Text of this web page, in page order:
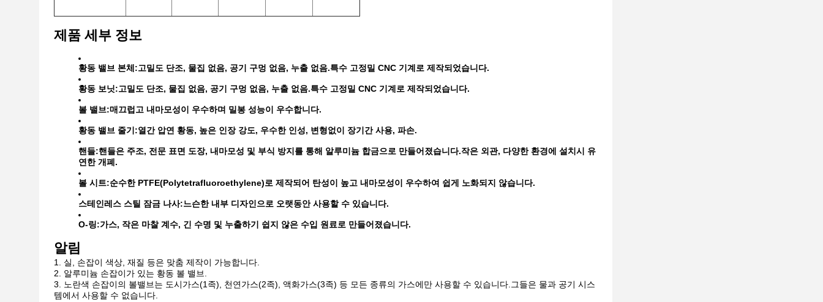
제품 세부 정보
황동 밸브 본체:고밀도 단조, 물집 없음, 공기 구멍 없음, 누출 없음.특수 고정밀 CNC 기계로 제작되었습니다.
황동 보닛:고밀도 단조, 물집 없음, 공기 구멍 없음, 누출 없음.특수 고정밀 CNC 기계로 제작되었습니다.
볼 밸브:매끄럽고 내마모성이 우수하며 밀봉 성능이 우수합니다.
황동 밸브 줄기:열간 압연 황동, 높은 인장 강도, 우수한 인성, 변형없이 장기간 사용, 파손.
핸들:핸들은 주조, 전문 표면 도장, 내마모성 및 부식 방지를 통해 알루미늄 합금으로 만들어졌습니다.작은 외관, 다양한 환경에 설치시 유
연한 개폐.
볼 시트:순수한 PTFE(Polytetrafluoroethylene)로 제작되어 탄성이 높고 내마모성이 우수하여 쉽게 노화되지 않습니다.
스테인레스 스틸 잠금 나사:느슨한 내부 디자인으로 오랫동안 사용할 수 있습니다.
O-링:가스, 작은 마찰 계수, 긴 수명 및 누출하기 쉽지 않은 수입 원료로 만들어졌습니다.
알림
실, 손잡이 색상, 재질 등은 맞춤 제작이 가능합니다.
알루미늄 손잡이가 있는 황동 볼 밸브.
노란색 손잡이의 볼밸브는 도시가스(1족), 천연가스(2족), 액화가스(3족) 등 모든 종류의 가스에만 사용할 수 있습니다.그들은 물과 공기 시스
템에서 사용할 수 없습니다.